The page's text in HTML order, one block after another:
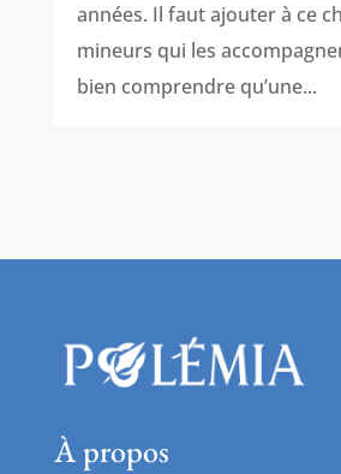
années. Il faut ajouter à ce
mineurs qui les
bien comprendre qu’une...
À propos